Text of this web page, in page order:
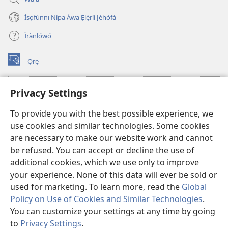
Privacy Settings
To provide you with the best possible experience, we
use cookies and similar technologies. Some cookies
are necessary to make our website work and cannot
be refused. You can accept or decline the use of
additional cookies, which we use only to improve
your experience. None of this data will ever be sold or
used for marketing. To learn more, read the Global
Policy on Use of Cookies and Similar Technologies.
You can customize your settings at any time by going
to Privacy Settings.
Ìsọfúnni Nípa Àwa Ẹlẹ́rìí Jèhófà
Ìrànlọ́wọ́
Ọrẹ
(opens
new
ÀKÁ ÌWÉ ORÍ ÍŃTÁNẸ́Ẹ̀TÌ TI Watchtower™
(opens
window)JW Hub
(opens
new
window)JW Library
Watchtower Library ®
Copyright© 2026 Watch Tower Bible and Tract Society of Pennsylvania.
ÀDÉHÙN LÍLO ÌKÀNNÌ